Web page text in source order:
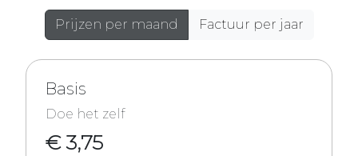
Prijzen per maand Factuur per jaar
Basis
Doe het zelf
€ 3,75